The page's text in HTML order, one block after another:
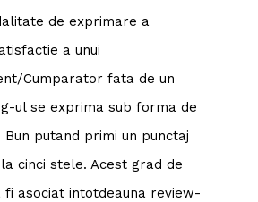
de exprimare a
a unui
Cumparator fata de un
ul se exprima sub forma de
putand primi un punctaj
cinci stele. Acest grad de
fi asociat intotdeauna review-